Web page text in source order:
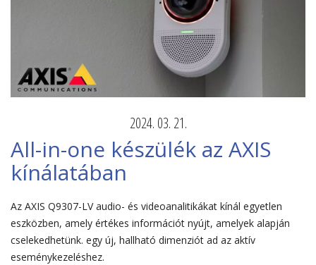
2024. 03. 21.
All-in-one készülék az AXIS
kínálatában
Az AXIS Q9307-LV audio- és videoanalitikákat kínál egyetlen
eszközben, amely értékes információt nyújt, amelyek alapján
cselekedhetünk. egy új, hallható dimenziót ad az aktív
eseménykezeléshez.